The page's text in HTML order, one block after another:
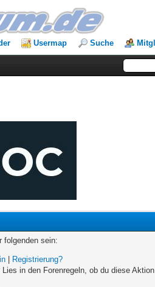
Usermap Suche
folgenden sein:
Registrierung?
in den Forenregeln, ob du diese